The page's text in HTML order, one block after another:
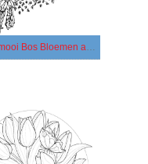
Zeer mooi Bos Bloemen afbeelding